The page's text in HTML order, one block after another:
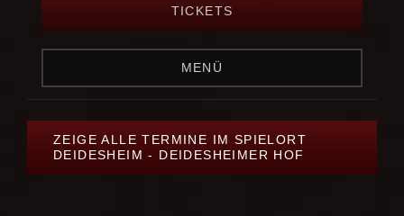
TICKETS
MENÜ
ZEIGE ALLE TERMINE IM SPIELORT
DEIDESHEIM - DEIDESHEIMER HOF